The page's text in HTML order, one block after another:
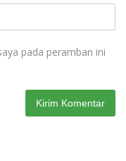
pada peramban ini